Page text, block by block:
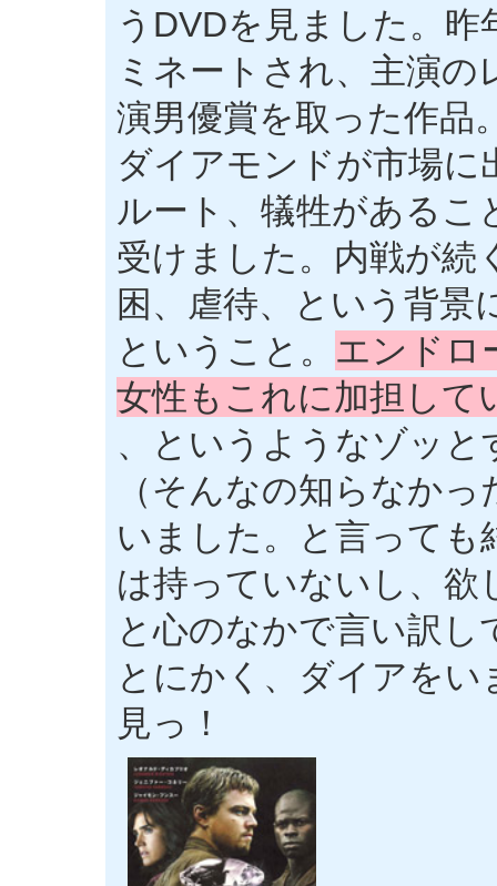
うDVDを見ました。
ミネートされ、主演
演男優賞を取った作品
ダイアモンドが市場
ルート、犠牲があるこ
受けました。内戦が続
困、虐待、という背景
ということ。 エンドロ
女性もこれに加担して
、というようなゾッ
（そんなの知らなか
いました。と言っても
は持っていないし、
と心のなかで言い訳し
とにかく、ダイアを
見っ！